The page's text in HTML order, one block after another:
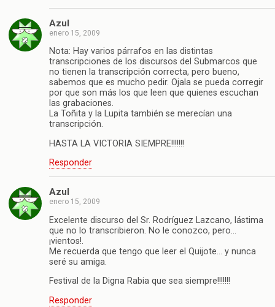
Azul
enero 15, 2009
Nota: Hay varios párrafos en las distintas
transcripciones de los discursos del Submarcos que
no tienen la transcripción correcta, pero bueno,
sabemos que es mucho pedir. Ojala se pueda corregir
por que son más los que leen que quienes escuchan
las grabaciones.
La Toñita y la Lupita también se merecían una
transcripción.
HASTA LA VICTORIA SIEMPRE!!!!!!!
Responder
Azul
enero 15, 2009
Excelente discurso del Sr. Rodríguez Lazcano, lástima
que no lo transcribieron. No le conozco, pero…
¡vientos!.
Me recuerda que tengo que leer el Quijote… y nunca
seré su amiga.
Festival de la Digna Rabia que sea siempre!!!!!!!
Responder